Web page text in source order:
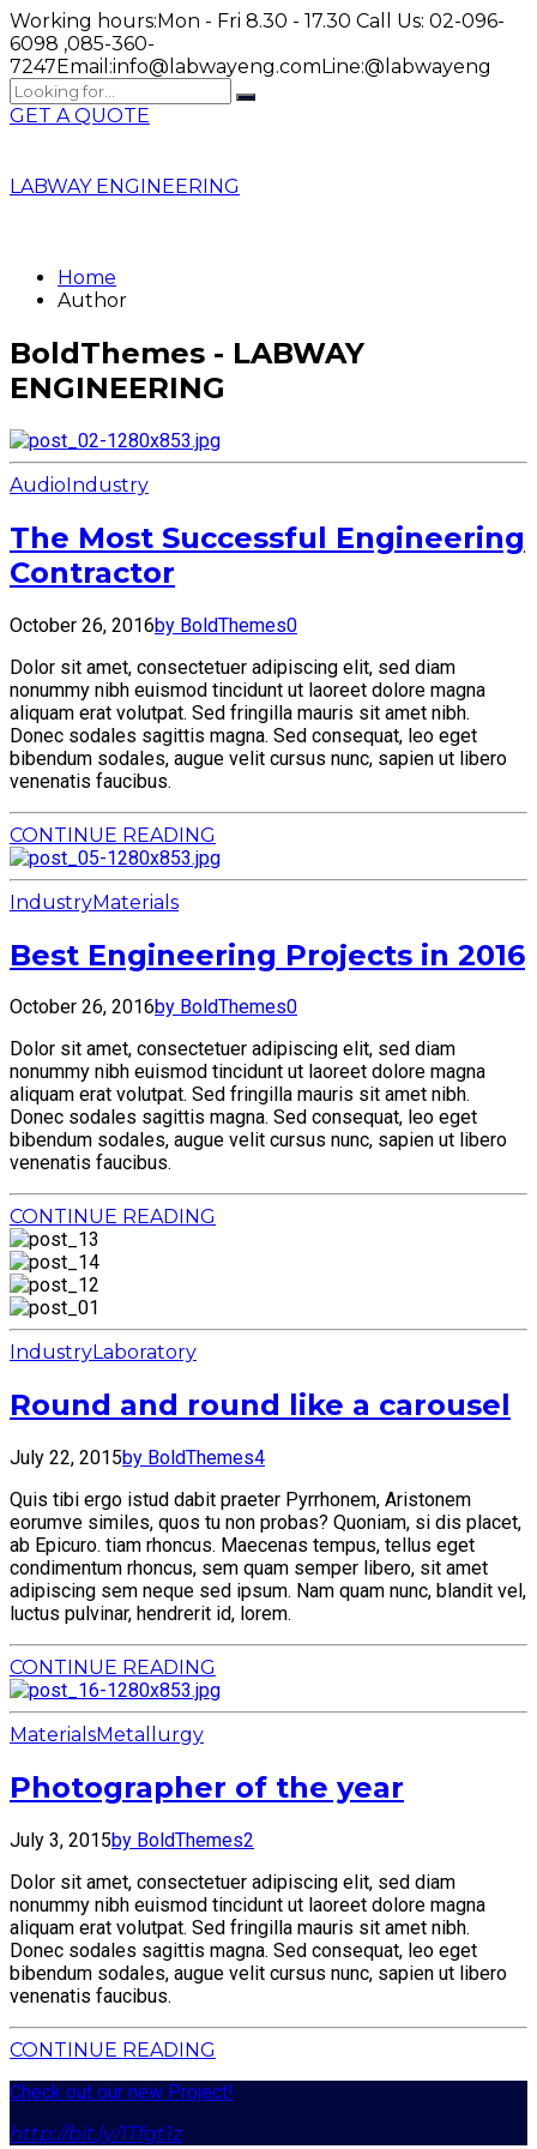
Working hours:Mon - Fri 8.30 - 17.30 Call Us: 02-096-
6098 ,085-360-
7247Email:info@labwayeng.comLine:@labwayeng
GET A QUOTE
LABWAY ENGINEERING
Home
Author
BoldThemes - LABWAY
ENGINEERING
AudioIndustry
The Most Successful Engineering
Contractor
October 26, 2016by BoldThemes0
Dolor sit amet, consectetuer adipiscing elit, sed diam
nonummy nibh euismod tincidunt ut laoreet dolore magna
aliquam erat volutpat. Sed fringilla mauris sit amet nibh.
Donec sodales sagittis magna. Sed consequat, leo eget
bibendum sodales, augue velit cursus nunc, sapien ut libero
venenatis faucibus.
CONTINUE READING
IndustryMaterials
Best Engineering Projects in 2016
October 26, 2016by BoldThemes0
Dolor sit amet, consectetuer adipiscing elit, sed diam
nonummy nibh euismod tincidunt ut laoreet dolore magna
aliquam erat volutpat. Sed fringilla mauris sit amet nibh.
Donec sodales sagittis magna. Sed consequat, leo eget
bibendum sodales, augue velit cursus nunc, sapien ut libero
venenatis faucibus.
CONTINUE READING
IndustryLaboratory
Round and round like a carousel
July 22, 2015by BoldThemes4
Quis tibi ergo istud dabit praeter Pyrrhonem, Aristonem
eorumve similes, quos tu non probas? Quoniam, si dis placet,
ab Epicuro. tiam rhoncus. Maecenas tempus, tellus eget
condimentum rhoncus, sem quam semper libero, sit amet
adipiscing sem neque sed ipsum. Nam quam nunc, blandit vel,
luctus pulvinar, hendrerit id, lorem.
CONTINUE READING
MaterialsMetallurgy
Photographer of the year
July 3, 2015by BoldThemes2
Dolor sit amet, consectetuer adipiscing elit, sed diam
nonummy nibh euismod tincidunt ut laoreet dolore magna
aliquam erat volutpat. Sed fringilla mauris sit amet nibh.
Donec sodales sagittis magna. Sed consequat, leo eget
bibendum sodales, augue velit cursus nunc, sapien ut libero
venenatis faucibus.
CONTINUE READING
Check out our new Project!
http://bit.ly/1Tfgt1z